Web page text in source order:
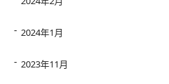
2024年1月
2023年11月